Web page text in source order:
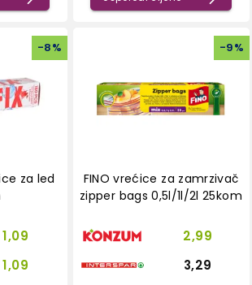
-8%
za led
1,09
1,09
-9%
FINO vrećice za zamrzivač
zipper bags 0,5l/1l/2l 25kom
2,99
3,29